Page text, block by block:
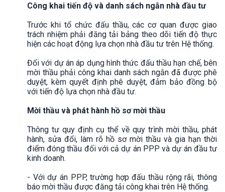
Công khai tiến độ và danh sách ngắn nhà đầu tư
Trước khi tổ chức đấu thầu, các cơ quan được giao
trách nhiệm phải đăng tải bảng theo dõi tiến độ thực
hiện các hoạt động lựa chọn nhà đầu tư trên Hệ thống.
Đối với dự án áp dụng hình thức đấu thầu hạn chế, bên
mời thầu phải công khai danh sách ngắn đã được phê
duyệt, kèm quyết định phê duyệt, đảm bảo đồng bộ
với tiến độ lựa chọn nhà đầu tư.
Mời thầu và phát hành hồ sơ mời thầu
Thông tư quy định cụ thể về quy trình mời thầu, phát
hành, sửa đổi, làm rõ hồ sơ mời thầu và gia hạn thời
điểm đóng thầu đối với cả dự án PPP và dự án đầu tư
kinh doanh.
- Với dự án PPP, trường hợp đấu thầu rộng rãi, thông
báo mời thầu được đăng tải công khai trên Hệ thống.